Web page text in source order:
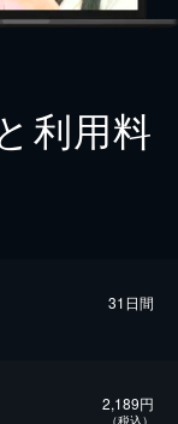
利用料
31日間
2,189円